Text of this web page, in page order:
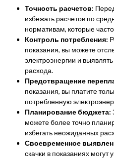
Точность расчетов:
избежать расчетов по
нормативам, которые
Контроль потребления:
показания, вы можете
электроэнергии и
расхода.
Предотвращение
показания, вы платите
потребленную
Планирование бюджета:
можете более точно
избегать неожиданных
Своевременное
скачки в показаниях могут